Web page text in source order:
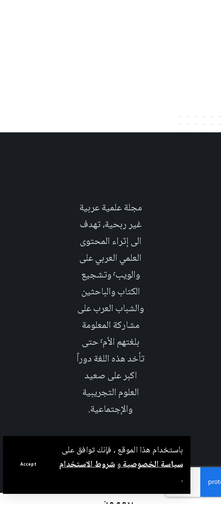
باستخدام هذا الموقع ، فإنك توافق على
سياسة الخصوصيةوشروط الاستخدام
مجلة علمية عربية
غير ربحية، تهدف
الى إثراء المحتوى
العلمي العربي على
والويب٬ وتشجيع
الكتاب والباحثين
والشباب العرب على
مشاركة المعلومة
بلغتهم الأم٬ حتى
تأخد هذه اللغة دوراً
اكبر على صعيد
العلوم التجريبية
والإجتماعية.
بدعم من